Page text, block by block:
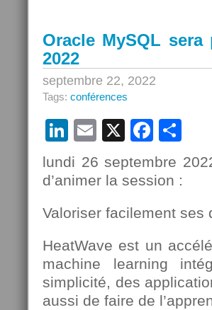
Oracle MySQL
2022
septembre 22, 2022
Tags: conférences
LinkedIn
Email
X
lundi 26 septembre
d’animer la session :
Valoriser facilement ses
HeatWave est un
machine learning
simplicité, des
aussi de faire de